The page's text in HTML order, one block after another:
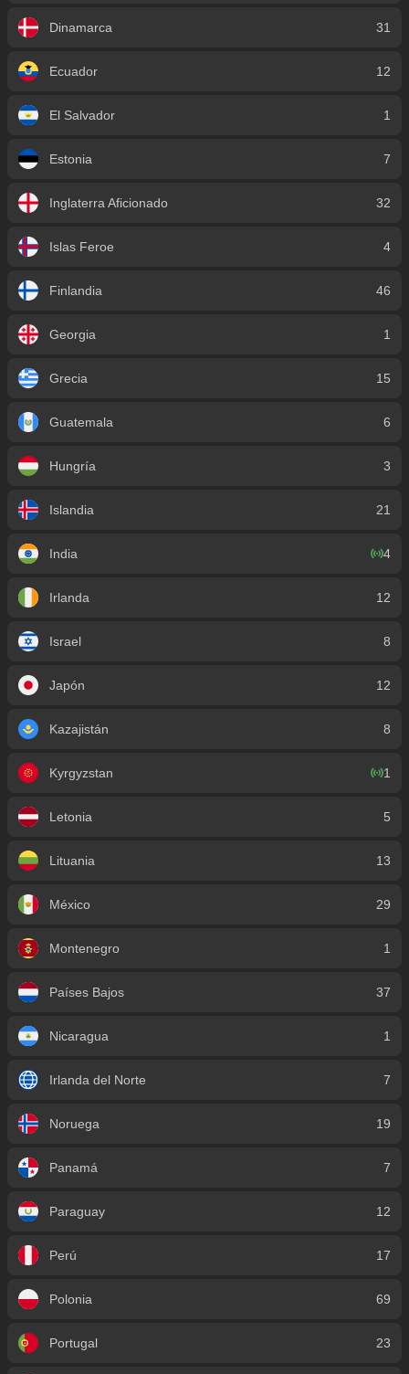
Dinamarca 31
Ecuador 12
El Salvador 1
Estonia 7
Inglaterra Aficionado 32
Islas Feroe 4
Finlandia 46
Georgia 1
Grecia 15
Guatemala 6
Hungría 3
Islandia 21
India 4
Irlanda 12
Israel 8
Japón 12
Kazajistán 8
Kyrgyzstan 1
Letonia 5
Lituania 13
México 29
Montenegro 1
Países Bajos 37
Nicaragua 1
Irlanda del Norte 7
Noruega 19
Panamá 7
Paraguay 12
Perú 17
Polonia 69
Portugal 23